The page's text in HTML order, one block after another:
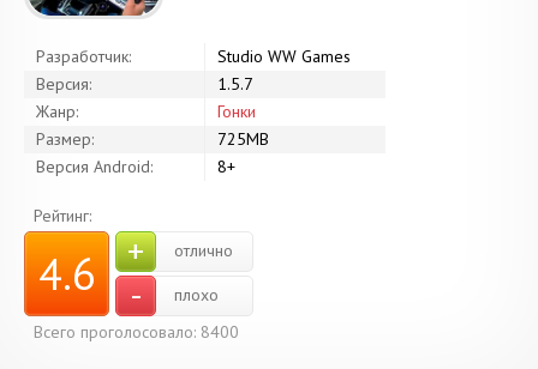
Разработчик:
Studio WW Games
Версия:
1.5.7
Жанр:
Гонки
Размер:
725MB
Версия Android:
8+
Рейтинг:
4.6 + отлично
-
плохо
Всего проголосовало: 8400